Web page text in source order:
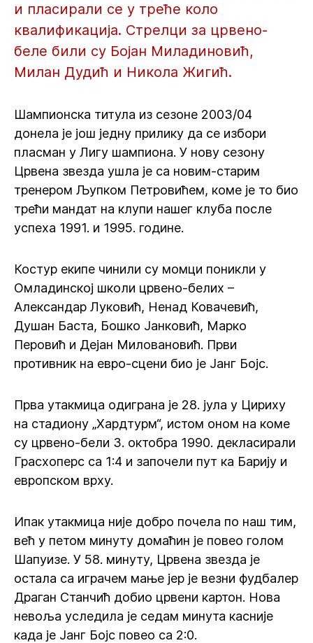
и пласирали се у треће коло
квалификација. Стрелци за црвено-
беле били су Бојан Миладиновић,
Милан Дудић и Никола Жигић.
Шампионска титула из сезоне 2003/04
донела је још једну прилику да се избори
пласман у Лигу шампиона. У нову сезону
Црвена звезда ушла је са новим-старим
тренером Љупком Петровићем, коме је то био
трећи мандат на клупи нашег клуба после
успеха 1991. и 1995. године.
Костур екипе чинили су момци поникли у
Омладинској школи црвено-белих –
Александар Луковић, Ненад Ковачевић,
Душан Баста, Бошко Јанковић, Марко
Перовић и Дејан Миловановић. Први
противник на евро-сцени био је Јанг Бојс.
Прва утакмица одиграна је 28. јула у Цириху
на стадиону „Хардтурм“, истом оном на коме
су црвено-бели 3. октобра 1990. декласирали
Грасхоперс са 1:4 и започели пут ка Барију и
европском врху.
Ипак утакмица није добро почела по наш тим,
већ у петом минуту домаћин је повео голом
Шапуизе. У 58. минуту, Црвена звезда је
остала са играчем мање јер је везни фудбалер
Драган Станчић добио црвени картон. Нова
невоља уследила је седам минута касније
када је Јанг Бојс повео са 2:0.